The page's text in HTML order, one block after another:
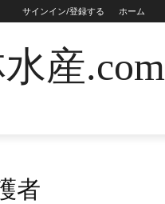
サインイン/登録する ホーム
産.com
者